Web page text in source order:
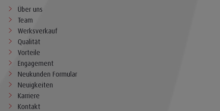
Über uns
Team
Werksverkauf
Qualität
Vorteile
Engagement
Neukunden Formular
Neuigkeiten
Karriere
Kontakt